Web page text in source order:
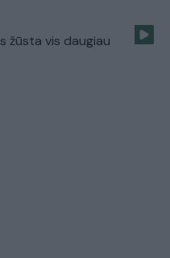
žūsta vis daugiau